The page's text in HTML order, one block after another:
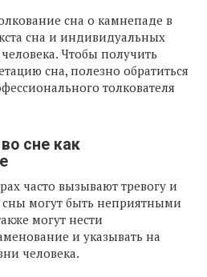
сна о камнепаде в
сна и индивидуальных
Чтобы получить
сна, полезно обратиться
толкователя
сне как
часто вызывают тревогу и
могут быть неприятными
могут нести
и указывать на
человека.